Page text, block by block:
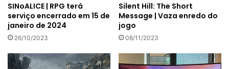
SINoALICE | RPG terá
serviço encerrado em 15 de
janeiro de 2024
26/10/2023
Silent Hill: The Short
Message | Vaza enredo do
jogo
08/11/2023